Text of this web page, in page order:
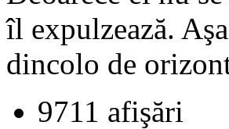
îl expulzează.
dincolo de
9711 afişări